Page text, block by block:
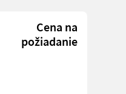
Cena na
požiadanie